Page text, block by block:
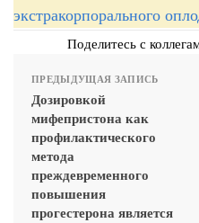
экстракорпорального
Поделитесь с
ПРЕДЫДУЩАЯ ЗАПИСЬ
Дозировкой
мифепристона как
профилактического
метода
преждевременного
повышения
прогестерона является